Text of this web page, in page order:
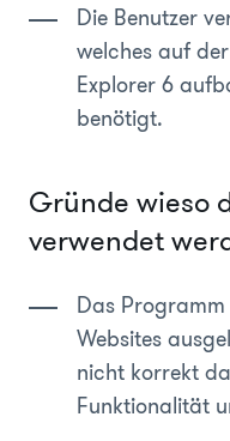
Die Benutzer
welches auf
Explorer 6
benötigt.
Gründe wieso
verwendet
Das
Websites
nicht korrekt
Funktionalität